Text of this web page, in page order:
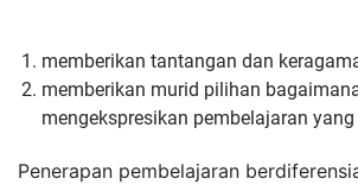
memberikan tantangan dan
memberikan murid pilihan
mengekspresikan pembelajaran
Penerapan pembelajaran